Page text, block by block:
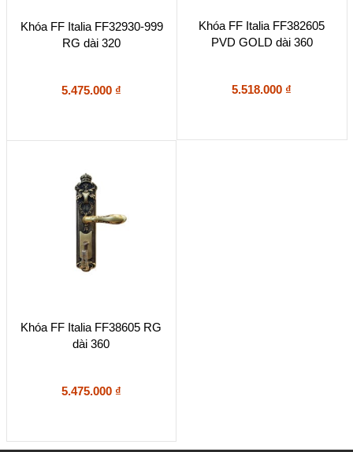
Khóa FF Italia FF32930-999
RG dài 320
5.475.000 ₫
Khóa FF Italia FF382605
PVD GOLD dài 360
5.518.000 ₫
Khóa FF Italia FF38605 RG
dài 360
5.475.000 ₫